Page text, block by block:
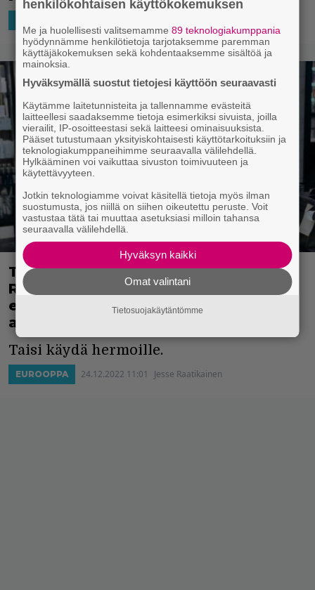
Tämän kohtauksen kuvaamista Alan
Rickman vihasi Rakkautta vain -
elokuvassa: ”Rowan Atkinson otti
aikansa”
Taisi käydä hermoille.
EUROOPPA 24.12.2022 11:01 Jesse Raatikainen
henkilökohtaisen käyttökokemuksen
Me ja huolellisesti valitsemamme89 teknologiakumppania
hyödynnämme henkilötietoja tarjotaksemme paremman
käyttäjäkokemuksen sekä kohdentaaksemme sisältöä ja
mainoksia.
Hyväksymällä suostut tietojesi käyttöön seuraavasti
Käytämme laitetunnisteita ja tallennamme evästeitä
laitteellesi saadaksemme tietoja esimerkiksi sivuista, joilla
vierailit, IP-osoitteestasi sekä laitteesi ominaisuuksista.
Pääset tutustumaan yksityiskohtaisesti käyttötarkoituksiin ja
teknologiakumppaneihimme seuraavalla välilehdellä.
Hylkääminen voi vaikuttaa sivuston toimivuuteen ja
käytettävyyteen.
Jotkin teknologiamme voivat käsitellä tietoja myös ilman
suostumusta, jos niillä on siihen oikeutettu peruste. Voit
vastustaa tätä tai muuttaa asetuksiasi milloin tahansa
seuraavalla välilehdellä.
Hyväksyn kaikki
Omat valintani
Tietosuojakäytäntömme